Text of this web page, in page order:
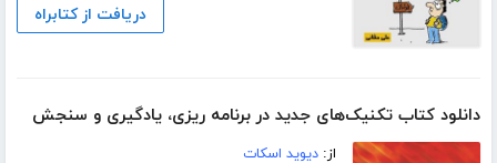
دریافت از کتابراه
دانلود کتاب تکنیک‌های جدید در برنامه ریزی، یادگیری و سنجش
از:دیوید اسکات